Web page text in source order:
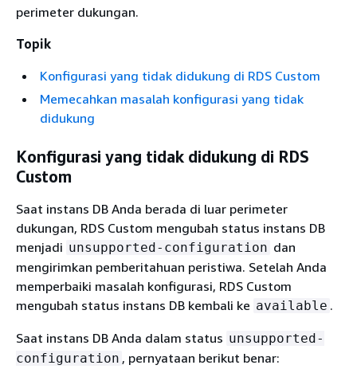
perimeter dukungan.
Topik
Konfigurasi yang tidak didukung di RDS Custom
Memecahkan masalah konfigurasi yang tidak
didukung
Konfigurasi yang tidak didukung di RDS
Custom
Saat instans DB Anda berada di luar perimeter
dukungan, RDS Custom mengubah status instans DB
menjadi unsupported-configuration dan
mengirimkan pemberitahuan peristiwa. Setelah Anda
memperbaiki masalah konfigurasi, RDS Custom
mengubah status instans DB kembali ke available .
Saat instans DB Anda dalam status unsupported-
configuration , pernyataan berikut benar: